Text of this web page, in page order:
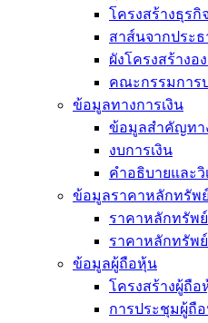
โครงสร้างธุรกิจ
สาส์นจากประ
ผังโครงสร้างอ
คณะกรรมการ
ข้อมูลทางการเงิน
ข้อมูลสำคัญทา
งบการเงิน
คำอธิบายและวิ
ข้อมูลราคาหลักทรัพย์
ราคาหลักทรัพย์
ราคาหลักทรัพ
ข้อมูลผู้ถือหุ้น
โครงสร้างผู้ถือ
การประชุมผู้ถื